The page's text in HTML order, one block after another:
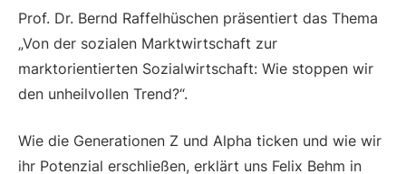
Prof. Dr. Bernd Raffelhüschen präsentiert das Thema
„Von der sozialen Marktwirtschaft zur
marktorientierten Sozialwirtschaft: Wie stoppen wir
den unheilvollen Trend?“.
Wie die Generationen Z und Alpha ticken und wie wir
ihr Potenzial erschließen, erklärt uns Felix Behm in